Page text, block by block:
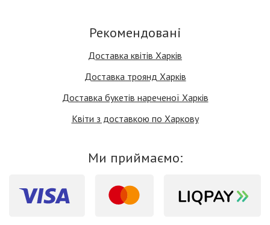
Рекомендовані
Доставка квітів Харків
Доставка троянд Харків
Доставка букетів нареченої Харків
Квіти з доставкою по Харкову
Ми приймаємо: